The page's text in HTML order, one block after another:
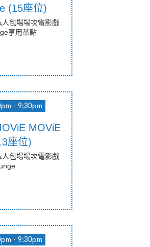
(15座位)
包場場次電影戲
享用茶點
- 9:30pm
MOViE
座位)
包場場次電影戲
- 9:30pm